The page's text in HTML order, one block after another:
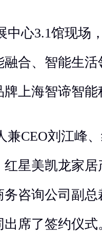
中心3.1馆现场
合、智能生
牌上海智谛智
兼CEO刘江峰
星美凯龙家
咨询公司副
席了签约仪式